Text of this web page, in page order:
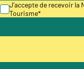
J’accepte de recevoir la
Tourisme*